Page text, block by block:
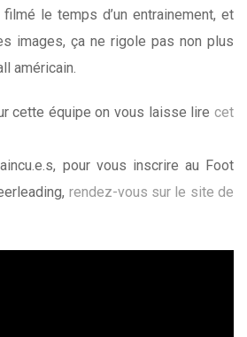
le temps d’un entrainement, et
images, ça ne rigole pas non plus
américain.
cette équipe on vous laisse lire cet
pour vous inscrire au Foot
rendez-vous sur le site de